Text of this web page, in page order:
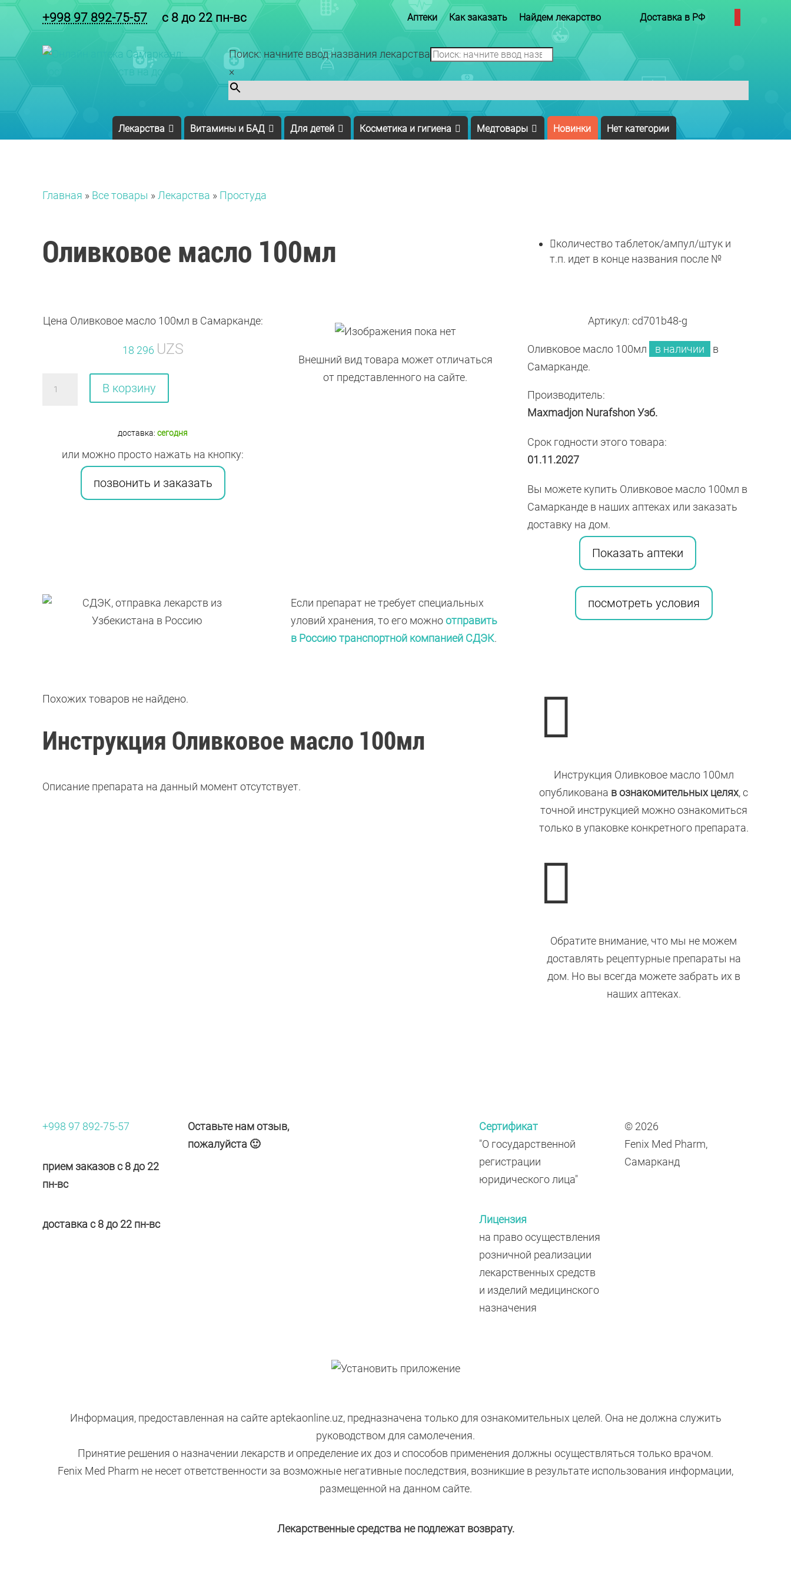
+998 97 892-75-57 с 8 до 22 пн-вс Аптеки Как заказать Найдем лекарство Доставка в РФ
Поиск: начните ввод названия лекарства
×
Лекарства Витамины и БАД Для детей Косметика и гигиена Медтовары Новинки Нет категории
Главная » Все товары »Лекарства » Простуда
Оливковое масло 100мл количество таблеток/ампул/штук и
т.п. идет в конце названия после №
Цена Оливковое масло 100мл в Самарканде:
18 296 UZS
100мл
В корзину
доставка:сегодня
или можно просто нажать на кнопку:
позвонить и заказать
Внешний вид товара может отличаться
от представленного на сайте.
Артикул: cd701b48-g
Оливковое масло 100мл в наличии
в
Самарканде.
Производитель:
Maxmadjon Nurafshon Узб.
Срок годности этого товара:
01.11.2027
Вы можете купить Оливковое масло 100мл в
Самарканде в наших аптеках или заказать
доставку на дом.
Показать аптеки
Если препарат не требует специальных
уловий хранения, то его можноотправить
в Россию транспортной компанией СДЭК.
посмотреть условия
Похожих товаров не найдено.
Инструкция Оливковое масло 100мл
Описание препарата на данный момент отсутствует.

Инструкция Оливковое масло 100мл
опубликована в ознакомительных целях, с
точной инструкцией можно ознакомиться
только в упаковке конкретного препарата.

Обратите внимание, что мы не можем
доставлять рецептурные препараты на
дом. Но вы всегда можете забрать их в
наших аптеках.
+998 97 892-75-57
прием заказов с 8 до 22
пн-вс
доставка с 8 до 22 пн-вс
Оставьте нам отзыв,
пожалуйста 🙂
Сертификат
"О государственной
регистрации
юридического лица"
Лицензия
на право осуществления
розничной реализации
лекарственных средств
и изделий медицинского
назначения
© 2026
Fenix Med Pharm,
Самарканд
Информация, предоставленная на сайте aptekaonline.uz, предназначена только для ознакомительных целей. Она не должна служить
руководством для самолечения.
Принятие решения о назначении лекарств и определение их доз и способов применения должны осуществляться только врачом.
Fenix Med Pharm не несет ответственности за возможные негативные последствия, возникшие в результате использования информации,
размещенной на данном сайте.
Лекарственные средства не подлежат возврату.